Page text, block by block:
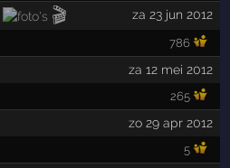
🎬 za 23 jun 2012
786
za 12 mei 2012
265
zo 29 apr 2012
5